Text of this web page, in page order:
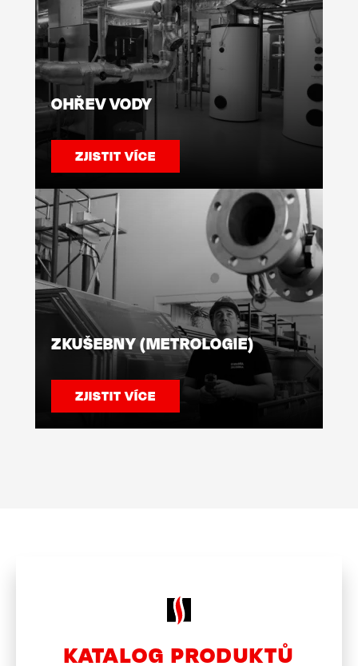
OHŘEV VODY
ZJISTIT VÍCE
ZKUŠEBNY (METROLOGIE)
ZJISTIT VÍCE
KATALOG PRODUKTŮ